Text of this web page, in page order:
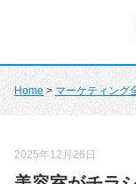
Home > マーケティング
2025年12月26日